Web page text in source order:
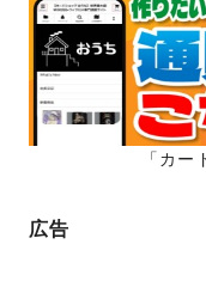
ョ
ン
「カ
広告